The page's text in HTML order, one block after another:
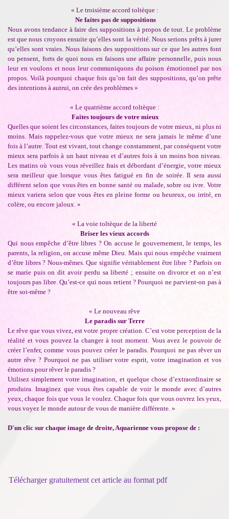
« Le troisième accord toltèque :
Ne faites pas de suppositions
Nous avons tendance à faire des suppositions à propos de tout. Le problème
est que nous croyons ensuite qu’elles sont la vérité. Nous serions prêts à jurer
qu’elles sont vraies. Nous faisons des suppositions sur ce que les autres font
ou pensent, forts de quoi nous en faisons une affaire personnelle, puis nous
leur en voulons et nous leur communiquons du poison émotionnel par nos
propos. Voilà pourquoi chaque fois qu’on fait des suppositions, qu’on prête
des intentions à autrui, on crée des problèmes »
« Le quatrième accord toltèque :
Faites toujours de votre mieux
Quelles que soient les circonstances, faites toujours de votre mieux, ni plus ni
moins. Mais rappelez-vous que votre mieux ne sera jamais le même d’une
fois à l’autre. Tout est vivant, tout change constamment, par conséquent votre
mieux sera parfois à un haut niveau et d’autres fois à un moins bon niveau.
Les matins où vous vous réveillez frais et débordant d’énergie, votre mieux
sera meilleur que lorsque vous êtes fatigué en fin de soirée. Il sera aussi
différent selon que vous êtes en bonne santé ou malade, sobre ou ivre. Votre
mieux variera selon que vous êtes en pleine forme ou heureux, ou irrité, en
colère, ou encore jaloux. »
« La voie toltèque de la liberté
Briser les vieux accords
Qui nous empêche d’être libres ? On accuse le gouvernement, le temps, les
parents, la religion, on accuse même Dieu. Mais qui nous empêche vraiment
d’être libres ? Nous-mêmes. Que signifie véritablement être libre ? Parfois on
se marie puis on dit avoir perdu sa liberté ; ensuite on divorce et on n’est
toujours pas libre. Qu’est-ce qui nous retient ? Pourquoi ne parvient-on pas à
être soi-même ?
« Le nouveau rêve
Le paradis sur Terre
Le rêve que vous vivez, est votre propre création. C’est votre perception de la
réalité et vous pouvez la changer à tout moment. Vous avez le pouvoir de
créer l’enfer, comme vous pouvez créer le paradis. Pourquoi ne pas rêver un
autre rêve ? Pourquoi ne pas utiliser votre esprit, votre imagination et vos
émotions pour rêver le paradis ?
Utilisez simplement votre imagination, et quelque chose d’extraordinaire se
produira. Imaginez que vous êtes capable de voir le monde avec d’autres
yeux, chaque fois que vous le voulez. Chaque fois que vous ouvrez les yeux,
vous voyez le monde autour de vous de manière différente. »
D'un clic sur chaque image de droite, Aquarienne vous propose de :
Télécharger gratuitement cet article au format pdf